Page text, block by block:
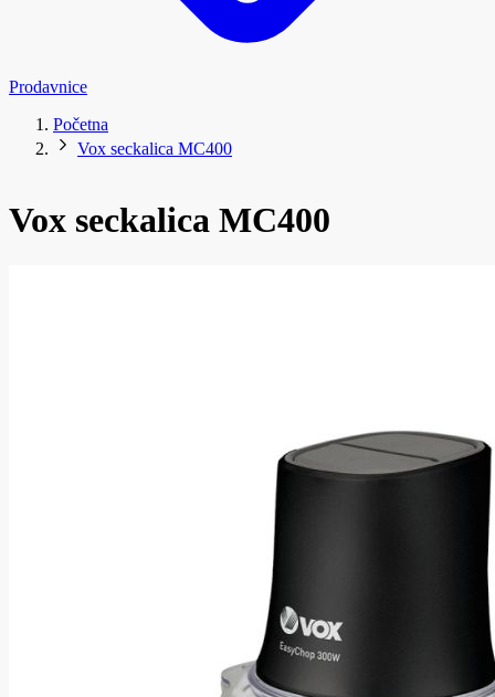
Prodavnice
Početna
Vox seckalica MC400
Vox seckalica MC400